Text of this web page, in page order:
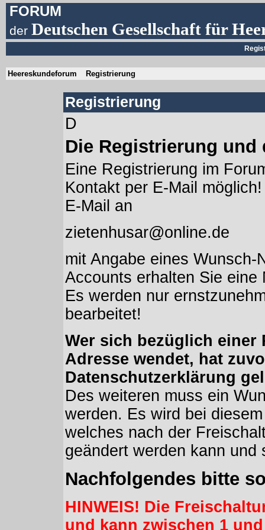
FORUM
derDeutschen Gesellschaft für
Heereskundeforum Registrierung
Registrierung
D
Die Registrierung und
Eine Registrierung im
Kontakt per E-Mail
E-Mail an
zietenhusar@online.de
mit Angabe eines
Accounts erhalten Sie
Es werden nur
bearbeitet!
Wer sich bezüglich einer
Adresse wendet, hat
Datenschutzerklärung
Des weiteren muss ein
werden. Es wird bei
welches nach der
geändert werden kann und
Nachfolgendes bitte
HINWEIS! Die
und kann zwischen 1